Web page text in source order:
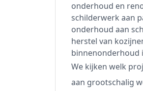
onderhoud en
schilderwerk aan
onderhoud aan
herstel van
binnenonderhoud
We kijken welk
aan grootschalig